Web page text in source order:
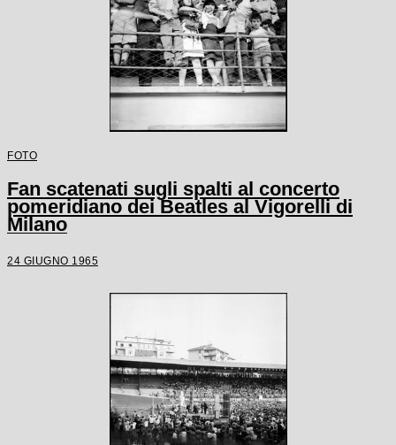
FOTO
Fan scatenati sugli spalti al concerto
pomeridiano dei Beatles al Vigorelli di
Milano
24 GIUGNO 1965